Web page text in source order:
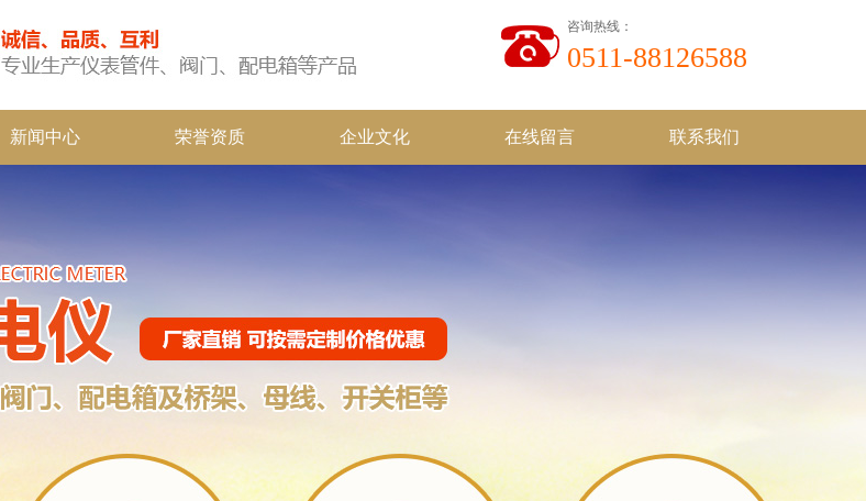
咨询热线：
0511-88126588
新闻中心 荣誉资质 企业文化 在线留言 联系我们